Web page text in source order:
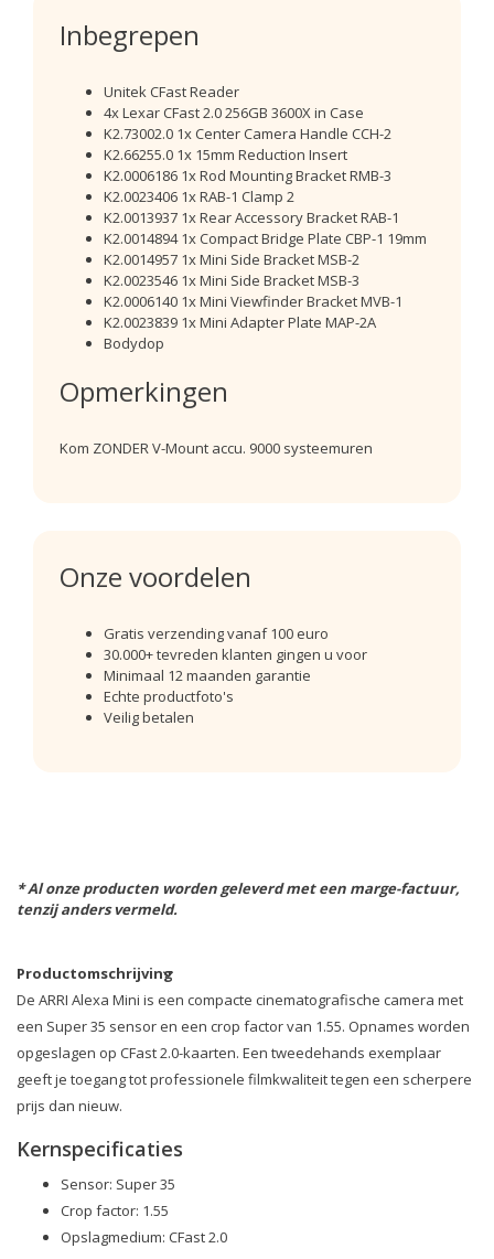
Inbegrepen
Unitek CFast Reader
4x Lexar CFast 2.0 256GB 3600X in Case
K2.73002.0 1x Center Camera Handle CCH-2
K2.66255.0 1x 15mm Reduction Insert
K2.0006186 1x Rod Mounting Bracket RMB-3
K2.0023406 1x RAB-1 Clamp 2
K2.0013937 1x Rear Accessory Bracket RAB-1
K2.0014894 1x Compact Bridge Plate CBP-1 19mm
K2.0014957 1x Mini Side Bracket MSB-2
K2.0023546 1x Mini Side Bracket MSB-3
K2.0006140 1x Mini Viewfinder Bracket MVB-1
K2.0023839 1x Mini Adapter Plate MAP-2A
Bodydop
Opmerkingen
Kom ZONDER V-Mount accu. 9000 systeemuren
Onze voordelen
Gratis verzending vanaf 100 euro
30.000+ tevreden klanten gingen u voor
Minimaal 12 maanden garantie
Echte productfoto's
Veilig betalen
* Al onze producten worden geleverd met een marge-factuur,
tenzij anders vermeld.
Productomschrijving
De ARRI Alexa Mini is een compacte cinematografische camera met
een Super 35 sensor en een crop factor van 1.55. Opnames worden
opgeslagen op CFast 2.0-kaarten. Een tweedehands exemplaar
geeft je toegang tot professionele filmkwaliteit tegen een scherpere
prijs dan nieuw.
Kernspecificaties
Sensor: Super 35
Crop factor: 1.55
Opslagmedium: CFast 2.0